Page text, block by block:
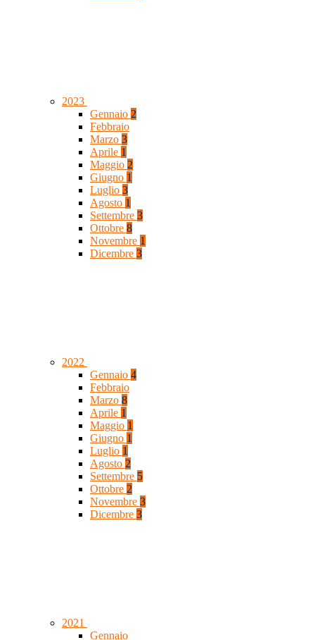
2023
Gennaio 2
Febbraio
Marzo 3
Aprile 1
Maggio 2
Giugno 1
Luglio 3
Agosto 1
Settembre 3
Ottobre 8
Novembre 1
Dicembre 3
2022
Gennaio 4
Febbraio
Marzo 8
Aprile 1
Maggio 1
Giugno 1
Luglio 1
Agosto 2
Settembre 5
Ottobre 2
Novembre 3
Dicembre 3
2021
Gennaio